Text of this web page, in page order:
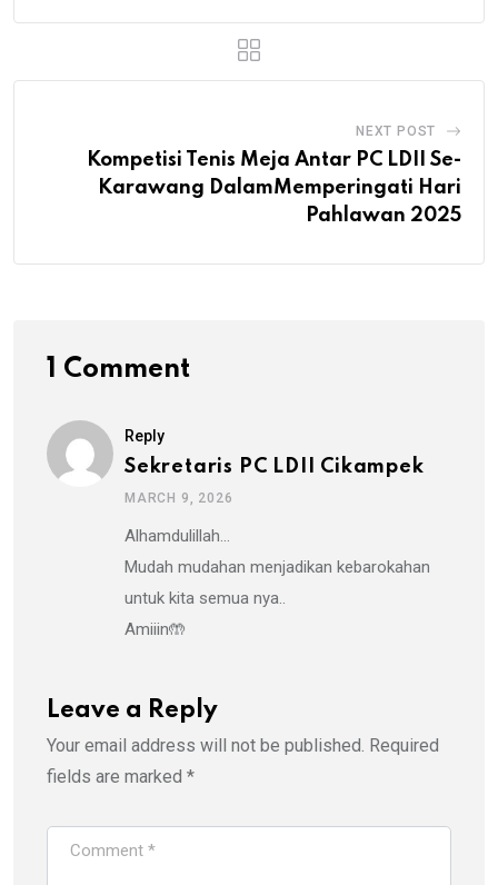
NEXT POST
Kompetisi Tenis Meja Antar PC LDII Se-
Karawang DalamMemperingati Hari
Pahlawan 2025
1 Comment
Reply
Sekretaris PC LDII Cikampek
MARCH 9, 2026
Alhamdulillah…
Mudah mudahan menjadikan kebarokahan
untuk kita semua nya..
Amiiin🤲
Leave a Reply
Your email address will not be published. Required
fields are marked *